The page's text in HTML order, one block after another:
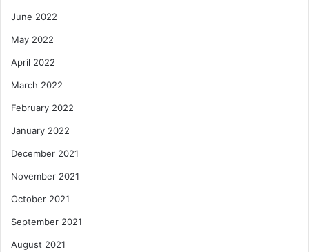
June 2022
May 2022
April 2022
March 2022
February 2022
January 2022
December 2021
November 2021
October 2021
September 2021
August 2021